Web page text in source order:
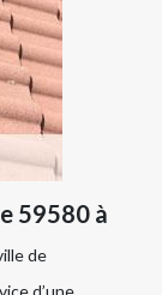
59580 à
de